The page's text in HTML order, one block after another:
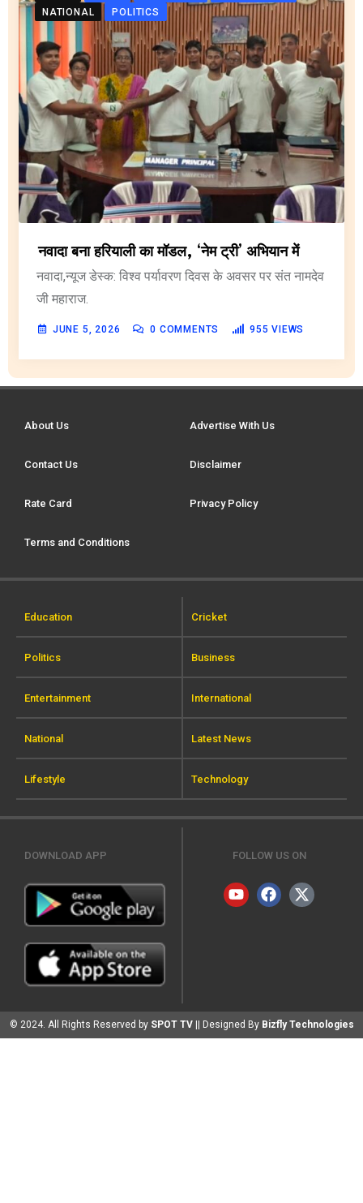
NATIONAL
POLITICS
नवादा बना हरियाली का मॉडल, ‘नेम ट्री’ अभियान में
नवादा,न्यूज डेस्क: विश्व पर्यावरण दिवस के अवसर पर संत नामदेव
जी महाराज.
JUNE 5, 2026 0 COMMENTS 955 VIEWS
About Us Advertise With Us
Contact Us Disclaimer
Rate Card Privacy Policy
Terms and Conditions
Education Cricket
Politics Business
Entertainment International
National Latest News
Lifestyle Technology
DOWNLOAD APP FOLLOW US ON
© 2024. All Rights Reserved by SPOT TV || Designed By Bizfly Technologies